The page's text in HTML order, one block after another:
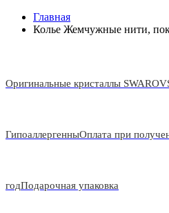
Главная
Колье Жемчужные нити,
Оригинальные кристаллы
ГипоаллергенныОплата при
годПодарочная упаковка